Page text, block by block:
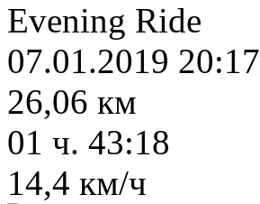
Evening Ride
07.01.2019 20:17
26,06 км
01 ч. 43:18
14,4 км/ч